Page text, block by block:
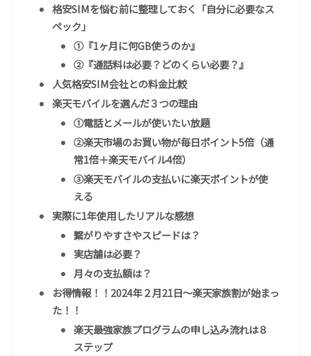
格安SIMを悩む前に整理しておく「自分に必要なス
ペック」
①『1ヶ月に何GB使うのか』
②『通話料は必要？どのくらい必要？』
人気格安SIM会社との料金比較
楽天モバイルを選んだ３つの理由
①電話とメールが使いたい放題
②楽天市場のお買い物が毎日ポイント5倍（通
常1倍＋楽天モバイル4倍）
③楽天モバイルの支払いに楽天ポイントが使
える
実際に1年使用したリアルな感想
繋がりやすさやスピードは？
実店舗は必要？
月々の支払額は？
お得情報！！2024年２月21日〜楽天家族割が始まっ
た！！
楽天最強家族プログラムの申し込み流れは８
ステップ